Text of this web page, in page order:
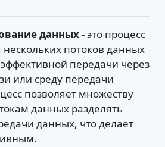
данных- это процесс
потоков данных
передачи через
или среду передачи
позволяет множеству
данных разделять
данных, что делает